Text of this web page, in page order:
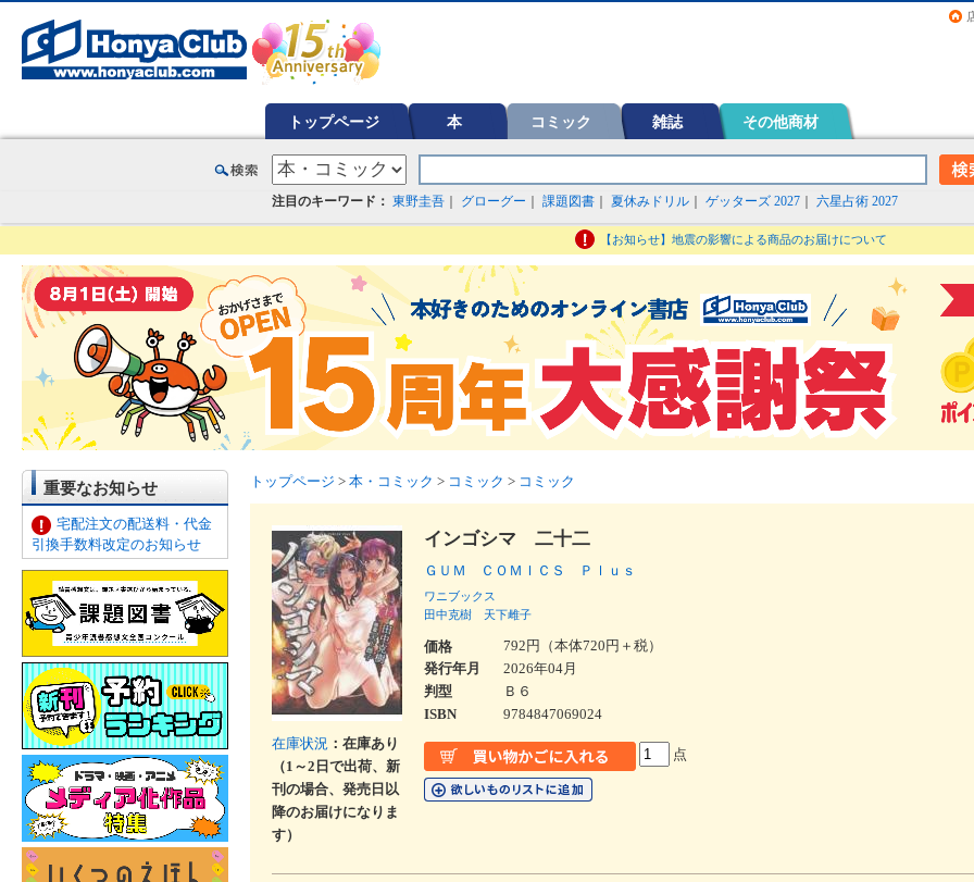
トップページ 本 コミック 雑誌 その他商材
注目のキーワード： 東野圭吾 グローグー 課題図書 夏休みドリル ゲッターズ 2027 六星占術 2027
【お知らせ】地震の影響による商品のお届けについて
重要なお知らせ
宅配注文の配送料・代金
引換手数料改定のお知らせ
トップページ > 本・コミック > コミック > コミック
在庫状況 ：在庫あり
（1～2日で出荷、新
刊の場合、発売日以
降のお届けになりま
す）
インゴシマ 二十二
ＧＵＭ ＣＯＭＩＣＳ Ｐｌｕｓ
ワニブックス
田中克樹
天下雌子
価格
792円（本体720円＋税）
発行年月
2026年04月
判型
Ｂ６
ISBN
9784847069024
点